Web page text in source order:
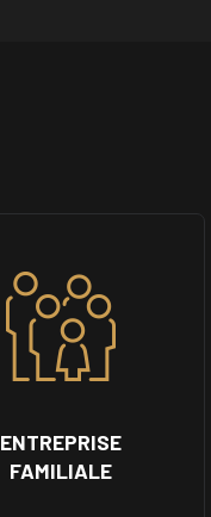
ENTREPRISE
FAMILIALE